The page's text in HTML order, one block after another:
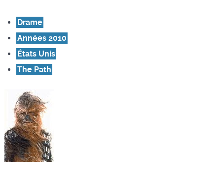
Drame
Années 2010
États Unis
The Path